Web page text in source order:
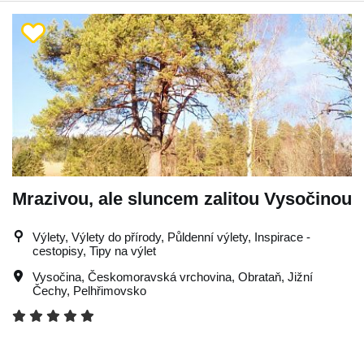
Mrazivou, ale sluncem zalitou Vysočinou
Výlety, Výlety do přírody, Půldenní výlety, Inspirace -
cestopisy, Tipy na výlet
Vysočina, Českomoravská vrchovina, Obrataň, Jižní
Čechy, Pelhřimovsko